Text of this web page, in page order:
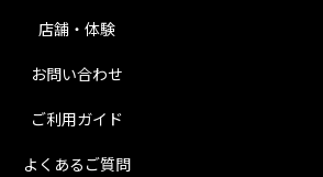
店舗・体験
お問い合わせ
ご利用ガイド
よくあるご質問